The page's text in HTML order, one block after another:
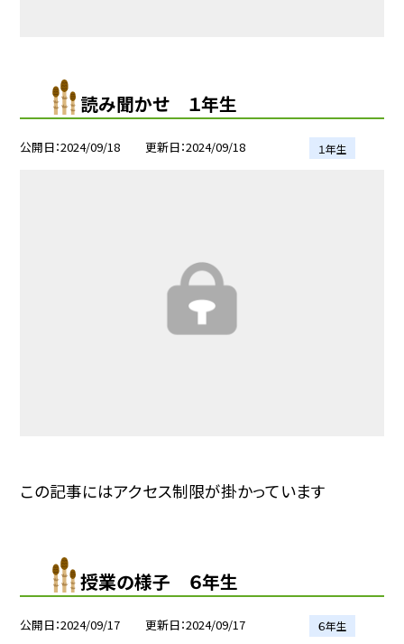
読み聞かせ １年生
公開日 2024/09/18 更新日 2024/09/18 １年生
この記事にはアクセス制限が掛かっています
授業の様子 ６年生
公開日 2024/09/17 更新日 2024/09/17 ６年生